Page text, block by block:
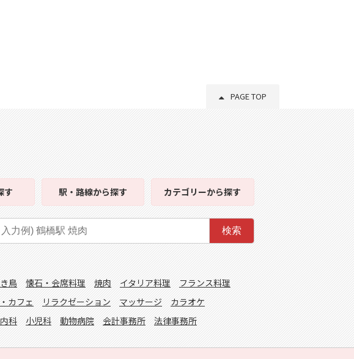
PAGE TOP
す 駅・路線から探す カテゴリーから探す
検索
鳥 懐石・会席料理 焼肉 イタリア料理
フランス料理
カフェ リラクゼーション マッサージ
カラオケ
内科 小児科 動物病院 会計事務所 法律事務所